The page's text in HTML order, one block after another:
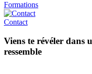
Formations
Contact
Viens te révéler dans
ressemble